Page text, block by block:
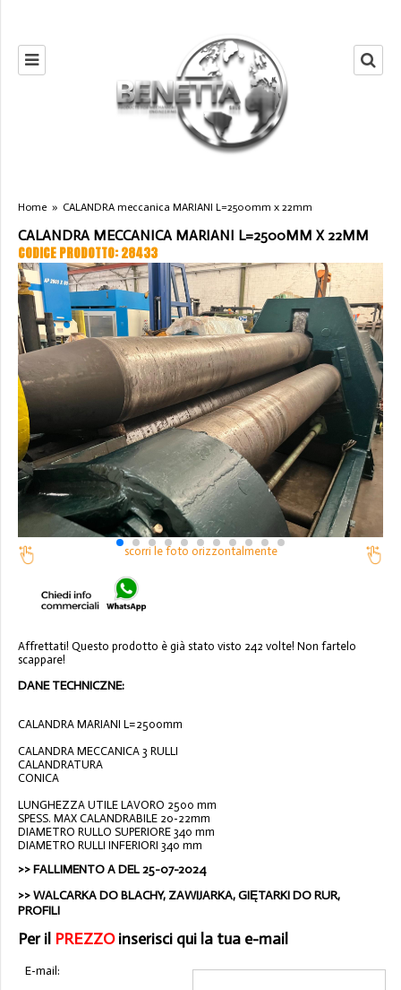
Home » CALANDRA meccanica MARIANI L=2500mm x 22mm
CALANDRA MECCANICA MARIANI L=2500MM X 22MM
CODICE PRODOTTO: 28433
scorri le foto orizzontalmente
Affrettati! Questo prodotto è già stato visto 242 volte! Non fartelo
scappare!
DANE TECHNICZNE:
CALANDRA MARIANI L=2500mm
CALANDRA MECCANICA 3 RULLI
CALANDRATURA
CONICA
LUNGHEZZA UTILE LAVORO 2500 mm
SPESS. MAX CALANDRABILE 20-22mm
DIAMETRO RULLO SUPERIORE 340 mm
DIAMETRO RULLI INFERIORI 340 mm
>>FALLIMENTO A DEL 25-07-2024
>>WALCARKA DO BLACHY, ZAWIJARKA, GIĘTARKI DO RUR,
PROFILI
Per il PREZZOinserisci qui la tua e-mail
E-mail: